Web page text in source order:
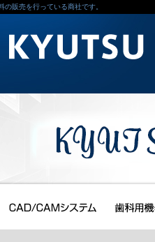
販売を行っている商社です。